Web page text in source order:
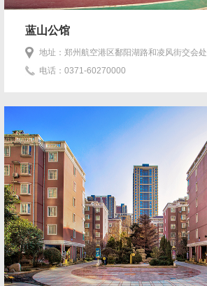
蓝山公馆
地址：郑州航空港区鄱阳湖路和凌风街交会处
电话：0371-60270000